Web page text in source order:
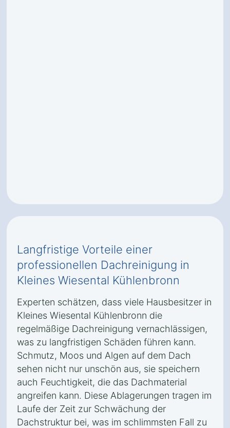
Langfristige Vorteile einer
professionellen Dachreinigung in
Kleines Wiesental Kühlenbronn
Experten schätzen, dass viele Hausbesitzer in
Kleines Wiesental Kühlenbronn die
regelmäßige Dachreinigung vernachlässigen,
was zu langfristigen Schäden führen kann.
Schmutz, Moos und Algen auf dem Dach
sehen nicht nur unschön aus, sie speichern
auch Feuchtigkeit, die das Dachmaterial
angreifen kann. Diese Ablagerungen tragen im
Laufe der Zeit zur Schwächung der
Dachstruktur bei, was im schlimmsten Fall zu